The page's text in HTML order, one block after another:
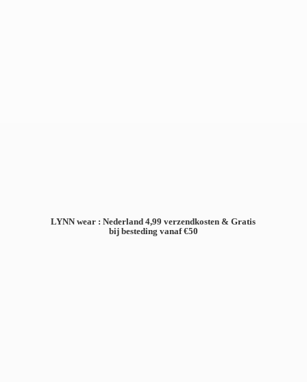
LYNN wear : Nederland 4,99 verzendkosten & Gratis
bij besteding vanaf €50